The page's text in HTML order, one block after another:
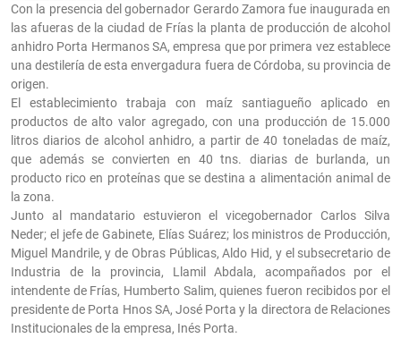
Con la presencia del gobernador Gerardo Zamora fue inaugurada en
las afueras de la ciudad de Frías la planta de producción de alcohol
anhidro Porta Hermanos SA, empresa que por primera vez establece
una destilería de esta envergadura fuera de Córdoba, su provincia de
origen.
El establecimiento trabaja con maíz santiagueño aplicado en
productos de alto valor agregado, con una producción de 15.000
litros diarios de alcohol anhidro, a partir de 40 toneladas de maíz,
que además se convierten en 40 tns. diarias de burlanda, un
producto rico en proteínas que se destina a alimentación animal de
la zona.
Junto al mandatario estuvieron el vicegobernador Carlos Silva
Neder; el jefe de Gabinete, Elías Suárez; los ministros de Producción,
Miguel Mandrile, y de Obras Públicas, Aldo Hid, y el subsecretario de
Industria de la provincia, Llamil Abdala, acompañados por el
intendente de Frías, Humberto Salim, quienes fueron recibidos por el
presidente de Porta Hnos SA, José Porta y la directora de Relaciones
Institucionales de la empresa, Inés Porta.